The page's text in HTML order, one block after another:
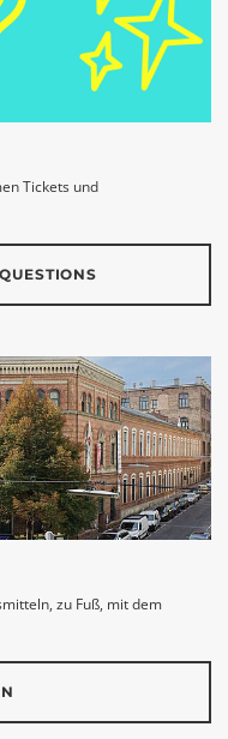
Tickets und
zu Fuß, mit dem